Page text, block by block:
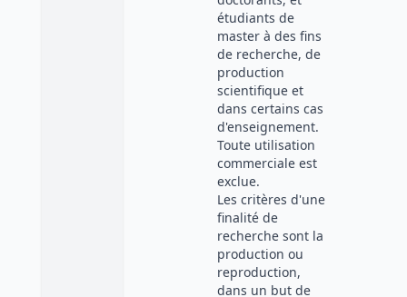
étudiants de
master à des fins
de recherche, de
production
scientifique et
dans certains cas
d'enseignement.
Toute utilisation
commerciale est
exclue.
Les critères d'une
finalité de
recherche sont la
production ou
reproduction,
dans un but de